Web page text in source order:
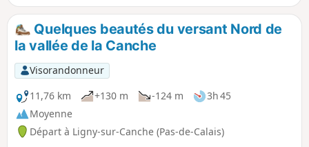
Quelques beautés du versant Nord de
la vallée de la Canche
Visorandonneur
11,76 km
+130 m -124 m
3h 45
Moyenne
Départ à Ligny-sur-Canche (Pas-de-Calais)